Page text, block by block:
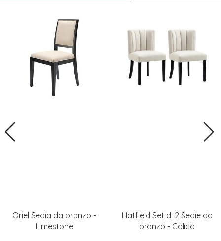
Oriel Sedia da pranzo -
Limestone
Hatfield Set di 2 Sedie da
pranzo - Calico